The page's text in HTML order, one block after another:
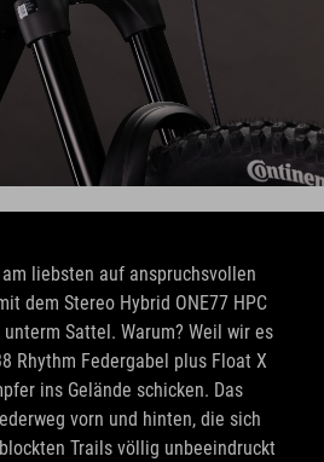
liebsten auf anspruchsvollen
dem Stereo Hybrid ONE77 HPC
Sattel. Warum? Weil wir es
Rhythm Federgabel plus Float X
ins Gelände schicken. Das
vorn und hinten, die sich
Trails völlig unbeeindruckt